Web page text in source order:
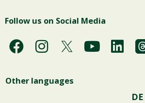
Follow us on Social Media
F
a
e
I
n
t
Y
o
L
i
Other languages
DE